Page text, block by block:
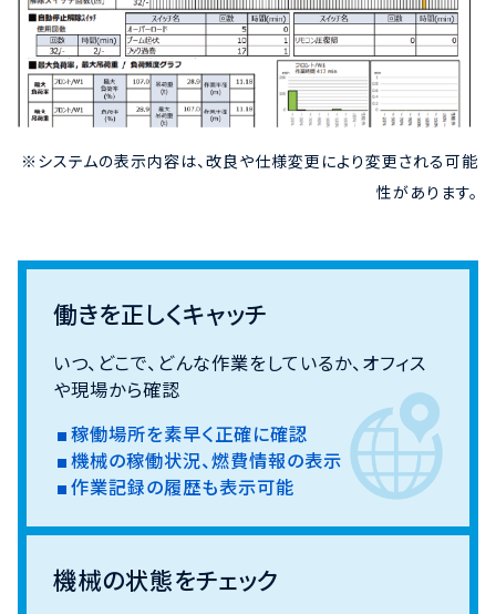
※システムの表示内容は、改良や仕様変更により変更される可能
性があります。
働きを正しくキャッチ
いつ、どこで、どんな作業をしているか、オフィス
や現場から確認
稼働場所を素早く正確に確認
機械の稼働状況、燃費情報の表示
作業記録の履歴も表示可能
機械の状態をチェック